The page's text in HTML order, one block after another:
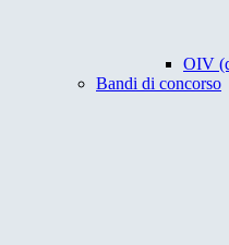
OIV
Bandi di concorso